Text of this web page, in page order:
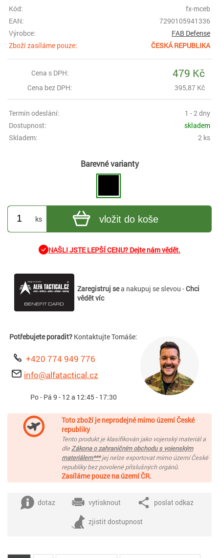
Kód:
fx-mceb
EAN:
7290105941336
Výrobce:
FAB Defense
Zboží zasíláme pouze:
ČESKÁ REPUBLIKA
Cena s DPH: 479 Kč
Cena bez DPH: 395,87 Kč
Termín odeslání:
1 - 2 dny
Dostupnost:
skladem
Skladem:
2 ks
Barevné varianty
ks vložit do koše
NAŠLI JSTE LEPŠÍ CENU? Dejte nám vědět.
Zaregistruj sea nakupuj se slevou -Chci
vědět víc
Potřebujete poradit? Kontaktujte Tomáše:
+420 774 949 776
info@alfatactical.cz
Po - Pá 9 - 12 a 12:45 - 17:30
Toto zboží je neprodejné mimo území České
republiky
Tento produkt je klasifikován jako vojenský materiál a
dleZákona o zahraničním obchodu s vojenským
materiálem***jej nelze exportovat mimo území České
republiky bez povolené příslušných orgánů.
Zasíláme pouze na území ČR.
dotaz vytisknout poslat odkaz
zjistit dostupnost